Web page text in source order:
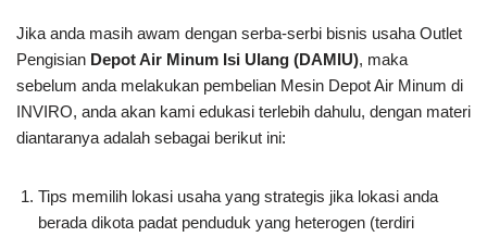
Jika anda masih awam dengan serba-serbi bisnis usaha Outlet
Pengisian Depot Air Minum Isi Ulang (DAMIU), maka
sebelum anda melakukan pembelian Mesin Depot Air Minum di
INVIRO, anda akan kami edukasi terlebih dahulu, dengan materi
diantaranya adalah sebagai berikut ini:
Tips memilih lokasi usaha yang strategis jika lokasi anda
berada dikota padat penduduk yang heterogen (terdiri